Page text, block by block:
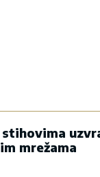
stihovima
mrežama